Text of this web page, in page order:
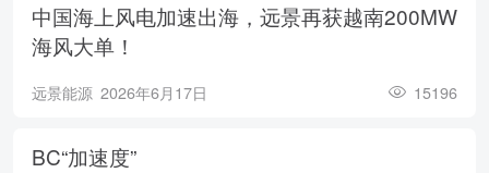
中国海上风电加速出海，远景再获越南200MW
海风大单！
远景能源 2026年6月17日 15196
BC“加速度”